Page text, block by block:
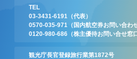
TEL
03-3431-6191
（代表）
0570-035-971
（国内航空券お問い合わ
0120-980-686 （株主優待お問い合せ窓
観光庁長官登録旅行業第1872号